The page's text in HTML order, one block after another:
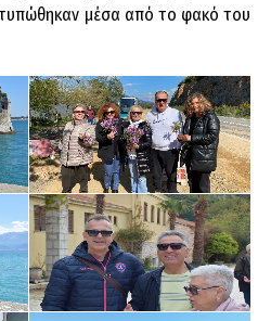
μέσα από το φακό του